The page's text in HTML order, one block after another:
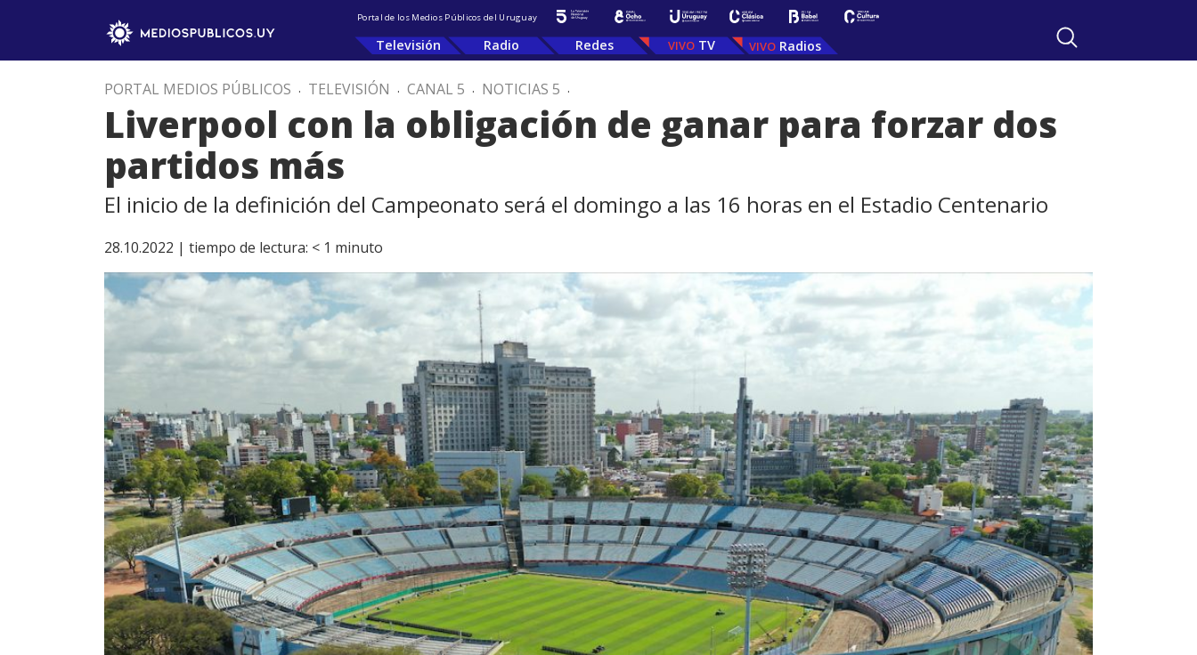
Portal de los Medios Públicos del Uruguay
Televisión Radio Redes TV Radios
PORTAL MEDIOS PÚBLICOS . TELEVISIÓN . CANAL 5 . NOTICIAS 5 .
Liverpool con la obligación de ganar para forzar dos
partidos más
El inicio de la definición del Campeonato será el domingo a las 16 horas en el Estadio Centenario
28.10.2022 | tiempo de lectura: < 1 minuto